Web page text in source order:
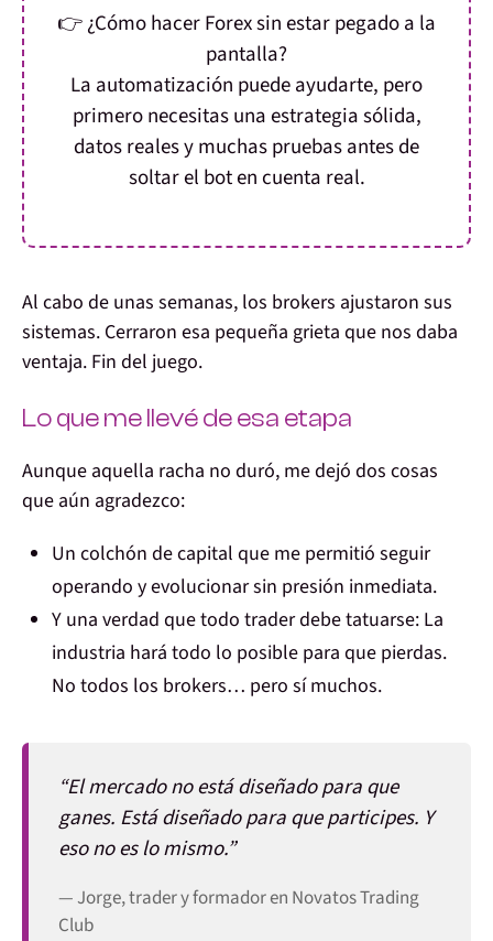
👉¿Cómo hacer Forex sin estar pegado a la
pantalla?
La automatización puede ayudarte, pero
primero necesitas una estrategia sólida,
datos reales y muchas pruebas antes de
soltar el bot en cuenta real.
Al cabo de unas semanas, los brokers ajustaron sus
sistemas. Cerraron esa pequeña grieta que nos daba
ventaja. Fin del juego.
Lo que me llevé de esa etapa
Aunque aquella racha no duró, me dejó dos cosas
que aún agradezco:
Un colchón de capital que me permitió seguir
operando y evolucionar sin presión inmediata.
Y una verdad que todo trader debe tatuarse: La
industria hará todo lo posible para que pierdas.
No todos los brokers… pero sí muchos.
“El mercado no está diseñado para que
ganes. Está diseñado para que participes. Y
eso no es lo mismo.”
— Jorge, trader y formador en Novatos Trading
Club